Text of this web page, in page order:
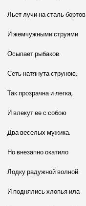
Льет лучи на сталь бортов
И жемчужными струями
Осыпает рыбаков.
Сеть натянута струною,
Так прозрачна и легка,
И влекут ее с собою
Два веселых мужика.
Но внезапно окатило
Лодку радужной волной.
И поднялись хлопья ила